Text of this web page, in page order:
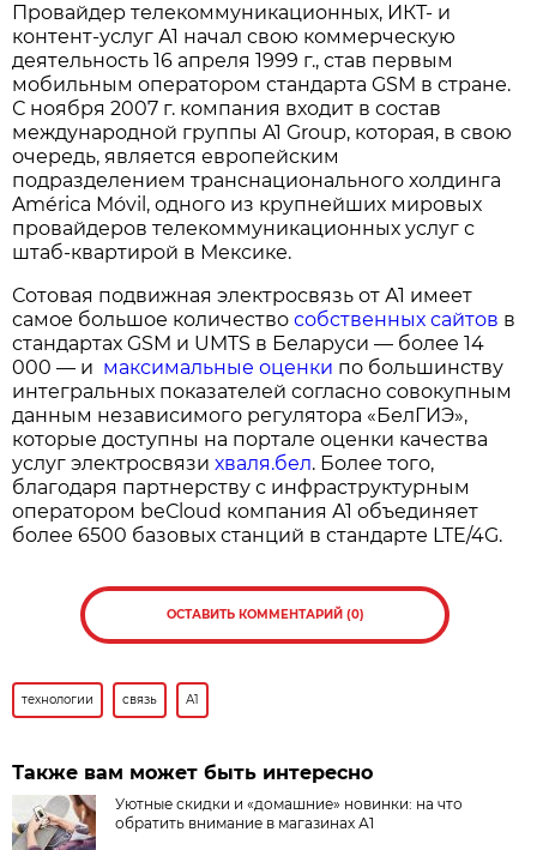
Провайдер телекоммуникационных, ИКТ- и
контент-услуг А1 начал свою коммерческую
деятельность 16 апреля 1999 г., став первым
мобильным оператором стандарта GSM в стране.
С ноября 2007 г. компания входит в состав
международной группы A1 Group, которая, в свою
очередь, является европейским
подразделением транснационального холдинга
América Móvil, одного из крупнейших мировых
провайдеров телекоммуникационных услуг с
штаб-квартирой в Мексике.
Сотовая подвижная электросвязь от А1 имеет
самое большое количествособственных сайтов в
стандартах GSM и UMTS в Беларуси — более 14
000 — и максимальные оценки по большинству
интегральных показателей согласно совокупным
данным независимого регулятора «БелГИЭ»,
которые доступны на портале оценки качества
услуг электросвязихваля.бел. Более того,
благодаря партнерству с инфраструктурным
оператором beСloud компания А1 объединяет
более 6500 базовых станций в стандарте LTE/4G.
ОСТАВИТЬ КОММЕНТАРИЙ (0)
технологии связь А1
Также вам может быть интересно
Уютные скидки и «домашние» новинки: на что
обратить внимание в магазинах А1